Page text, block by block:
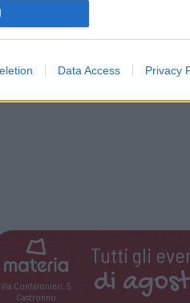
Data Access Privacy
e charlie Parker.
Via Confalonieri, 5
Castronno
Tutti gli
di